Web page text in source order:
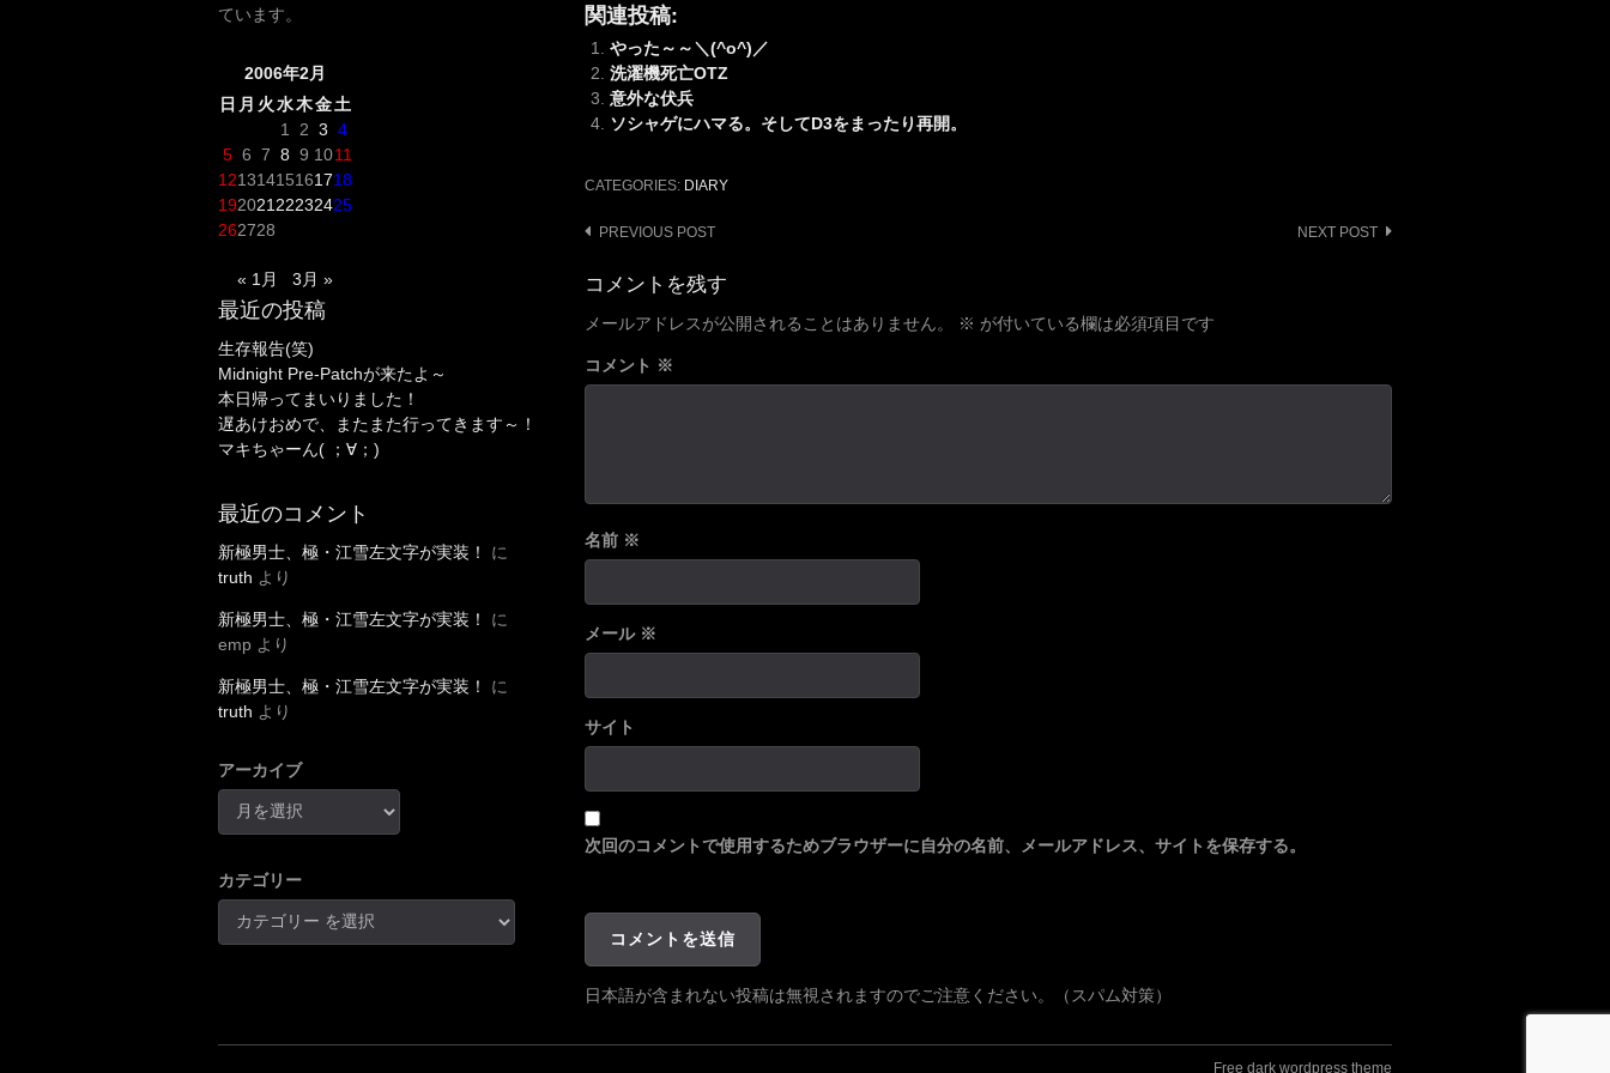
関連投稿:
やった～～＼(^o^)／
洗濯機死亡OTZ
意外な伏兵
ソシャゲにハマる。そしてD3をまったり再開。
CATEGORIES: DIARY
Post
navigation
PREVIOUS POST NEXT POST
コメントを残す
メールアドレスが公開されることはありません。 ※ が付いている欄は必須項目です
コメント ※
名前 ※
メール ※
サイト
次回のコメントで使用するためブラウザーに自分の名前、メールアドレス、サイトを保存する。
日本語が含まれない投稿は無視されますのでご注意ください。（スパム対策）
ています。
2006年2月
日 月 火水木金土
1
2 3 4
5 6 7 8 9 1011
12131415161718
192021 22232425
262728
« 1月 3月 »
最近の投稿
生存報告(笑)
Midnight Pre-Patchが来たよ～
本日帰ってまいりました！
遅あけおめで、またまた行ってきます～！
マキちゃーん( ；∀；)
最近のコメント
新極男士、極・江雪左文字が実装！
に
truth より
新極男士、極・江雪左文字が実装！
に
emp より
新極男士、極・江雪左文字が実装！
に
truth より
アーカイブ
カテゴリー
Free dark wordpress theme